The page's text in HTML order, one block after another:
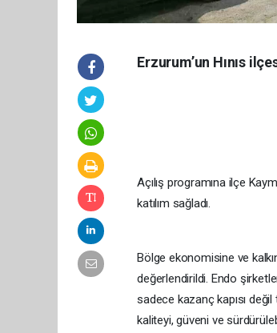
Erzurum’un Hınıs
Açılış programına ilçe
katılım sağladı.
Bölge ekonomisine ve
değerlendirildi. Endo
sadece kazanç kapısı
kaliteyi, güveni ve